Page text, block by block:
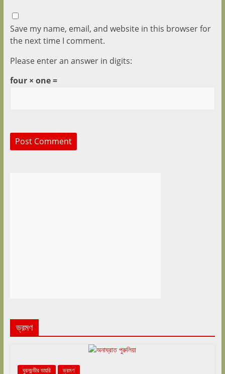
Save my name, email, and website in this browser for
the next time I comment.
Please enter an answer in digits:
four × one =
ভ্রমণ
ঘুরনচন্ডীর ডায়রি ভ্রমণ